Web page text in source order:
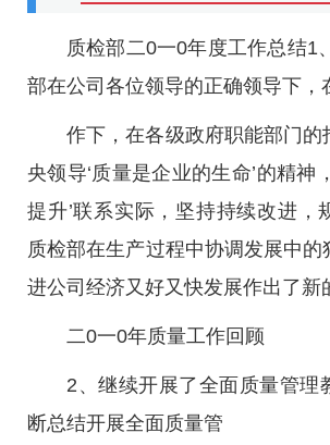
质检部二0一0年度工作总结1
部在公司各位领导的正确领导下，
作下，在各级政府职能部门的
央领导‘质量是企业的生命’的精神
提升’联系实际，坚持持续改进，
质检部在生产过程中协调发展中的
进公司经济又好又快发展作出了新
二0一0年质量工作回顾
2、继续开展了全面质量管理
断总结开展全面质量管